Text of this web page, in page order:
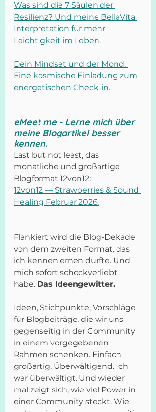
Was sind die 7 Säulen der
Resilienz? Und meine BellaVita
Interpretation für mehr
Leichtigkeit im Leben.
Dein Mindset und der Mond.
Eine kosmische Einladung zum
energetischen Check-in.
eMeet me - Lerne mich über
meine Blogartikel besser
kennen.
Last but not least, das
monatliche und großartige
Blogformat 12von12:
12von12 — Strawberries & Sound
Healing Februar 2026.
Flankiert wird die Blog-Dekade
von dem zweiten Format, das
ich kennenlernen durfte. Und
mich sofort schockverliebt
habe. Das Ideengewitter.
Ideen, Stichpunkte, Vorschläge
für Blogbeiträge, die wir uns
gegenseitig in der Community
in einem vorgegebenen
Rahmen schenken. Einfach
großartig. Überwältigend. Ich
war überwältigt. Und wieder
mal zeigt sich, wie viel Power in
einer Community steckt. Wie